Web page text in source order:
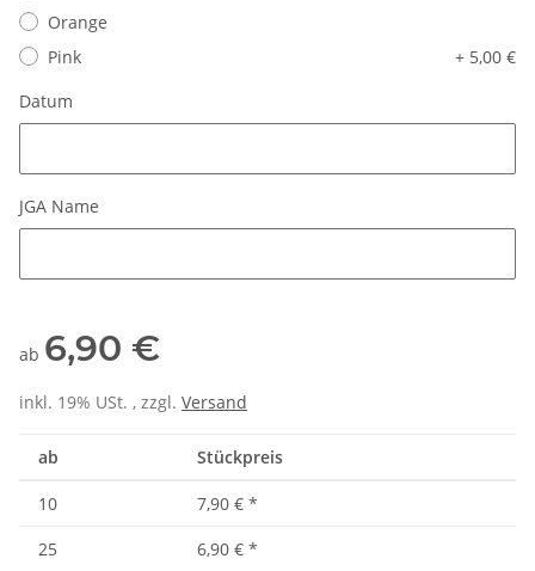
Orange
Pink
+ 5,00 €
Datum
JGA Name
ab 6,90 €
inkl. 19% USt. , zzgl. Versand
ab Stückpreis
10 7,90 € *
25
6,90 € *